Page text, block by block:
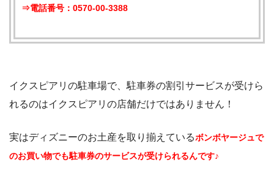
⇒電話番号：0570-00-3388
イクスピアリの駐車場で、駐車券の割引サービスが受けら
れるのはイクスピアリの店舗だけではありません！
実はディズニーのお土産を取り揃えているボンボヤージュで
のお買い物でも駐車券のサービスが受けられるんです♪